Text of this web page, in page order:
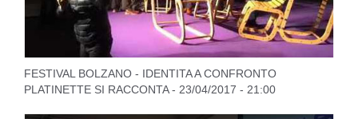
FESTIVAL BOLZANO - IDENTITA A CONFRONTO
PLATINETTE SI RACCONTA - 23/04/2017 - 21:00